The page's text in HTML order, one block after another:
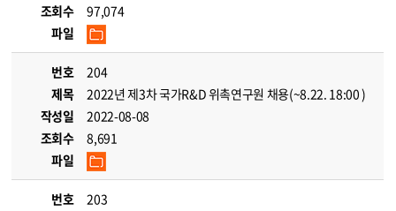
조회수
97,074
파일
번호
204
제목
2022년 제3차 국가R&D 위촉연구원 채용(~8.22. 18:00 )
작성일
2022-08-08
조회수
8,691
파일
번호
203